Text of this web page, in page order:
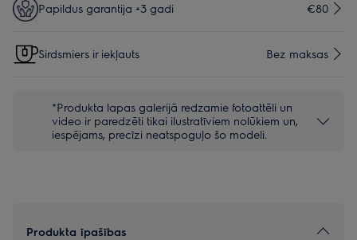
Papildus garantija +3 gadi €80
Sirdsmiers ir iekļauts Bez maksas
*Produkta lapas galerijā redzamie fotoattēli un
video ir paredzēti tikai ilustratīviem nolūkiem un,
iespējams, precīzi neatspoguļo šo modeli.
Produkta īpašības